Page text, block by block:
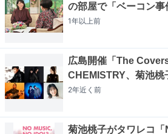
の部屋で「ベーコン事
1年以上前
広島開催「The
CHEMISTRY、菊池桃
2年近く 前
菊池桃子がタワレコ「